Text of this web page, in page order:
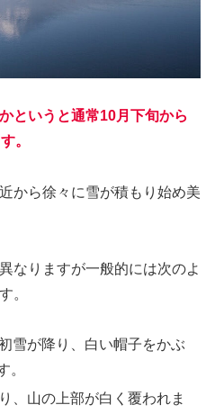
というと通常10月下旬から
。
から徐々に雪が積もり始め美
なりますが一般的には次のよ
。
雪が降り、白い帽子をかぶ
。
、山の上部が白く覆われま